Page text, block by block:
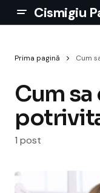
Cismigiu
Prima pagină Cum
Cum sa
1 post